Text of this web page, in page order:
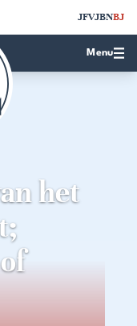
JFVJBNBJ
Menu
het